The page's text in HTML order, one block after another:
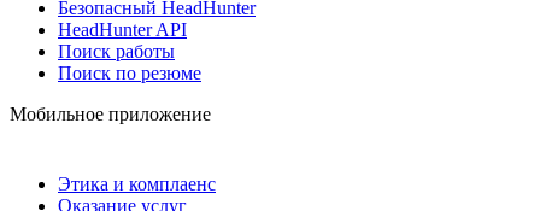
Безопасный HeadHunter
HeadHunter API
Поиск работы
Поиск по резюме
Мобильное приложение
Этика и комплаенс
Оказание услуг